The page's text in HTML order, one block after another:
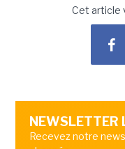
Cet article
NEWSLETTER
Recevez notre